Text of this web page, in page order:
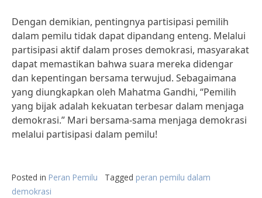
Dengan demikian, pentingnya partisipasi pemilih
dalam pemilu tidak dapat dipandang enteng. Melalui
partisipasi aktif dalam proses demokrasi, masyarakat
dapat memastikan bahwa suara mereka didengar
dan kepentingan bersama terwujud. Sebagaimana
yang diungkapkan oleh Mahatma Gandhi, “Pemilih
yang bijak adalah kekuatan terbesar dalam menjaga
demokrasi.” Mari bersama-sama menjaga demokrasi
melalui partisipasi dalam pemilu!
Posted in Peran Pemilu Tagged peran pemilu dalam
demokrasi